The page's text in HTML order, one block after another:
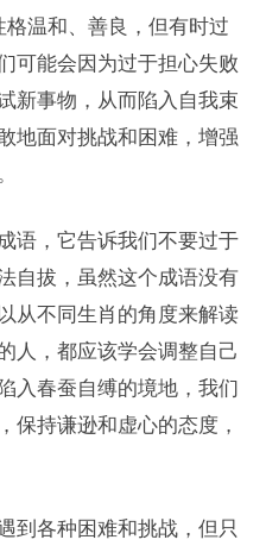
温和、善良，但有时过
可能会因为过于担心失败
新事物，从而陷入自我束
地面对挑战和困难，增强
语，它告诉我们不要过于
自拔，虽然这个成语没有
从不同生肖的角度来解读
人，都应该学会调整自己
入春蚕自缚的境地，我们
保持谦逊和虚心的态度，
到各种困难和挑战，但只